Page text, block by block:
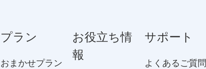
プラン
おまかせプラン
お役立ち情
報
サポート
よくあるご質問